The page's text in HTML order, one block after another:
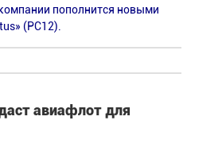
пополнится новыми
(РС12).
авиафлот для